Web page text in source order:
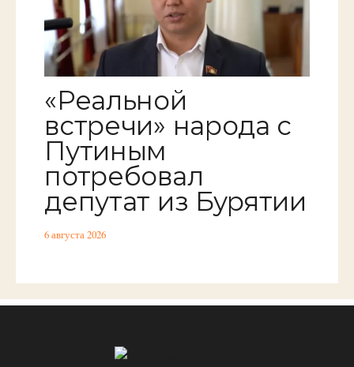
«Реальной
встречи» народа с
Путиным
потребовал
депутат из Бурятии
6 августа 2026